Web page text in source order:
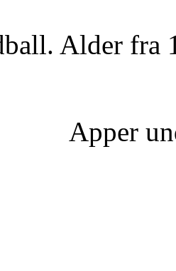
Alder fra
Apper